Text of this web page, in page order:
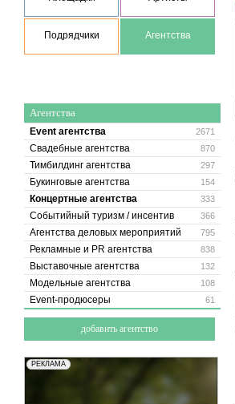
Подрядчики Агентства
Агентства
2671
Event агентства
870
Свадебные агентства
297
Тимбилдинг агентства
154
Букинговые агентства
333
Концертные агентства
366
Событийный туризм / инсентив
795
Агентства деловых мероприятий
838
Рекламные и PR агентства
132
Выставочные агентства
108
Модельные агентства
61
Event-продюсеры
добавить агентство